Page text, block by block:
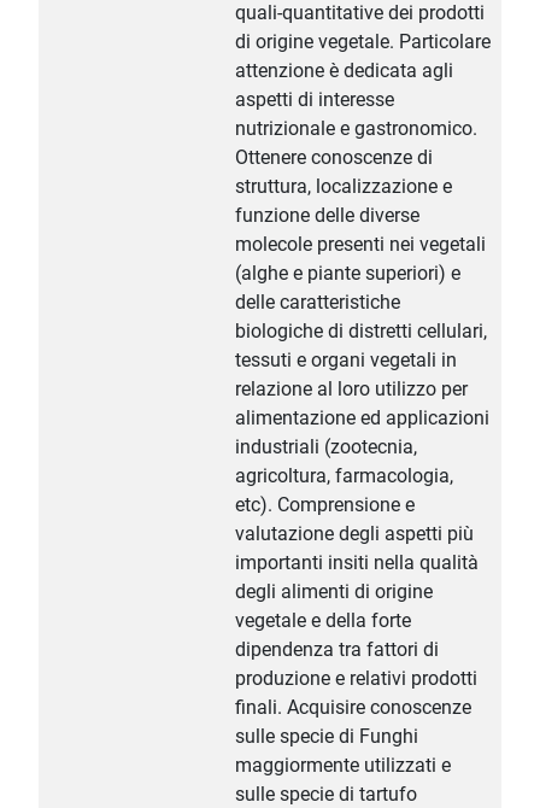
quali-quantitative dei prodotti
di origine vegetale. Particolare
attenzione è dedicata agli
aspetti di interesse
nutrizionale e gastronomico.
Ottenere conoscenze di
struttura, localizzazione e
funzione delle diverse
molecole presenti nei vegetali
(alghe e piante superiori) e
delle caratteristiche
biologiche di distretti cellulari,
tessuti e organi vegetali in
relazione al loro utilizzo per
alimentazione ed applicazioni
industriali (zootecnia,
agricoltura, farmacologia,
etc). Comprensione e
valutazione degli aspetti più
importanti insiti nella qualità
degli alimenti di origine
vegetale e della forte
dipendenza tra fattori di
produzione e relativi prodotti
finali. Acquisire conoscenze
sulle specie di Funghi
maggiormente utilizzati e
sulle specie di tartufo